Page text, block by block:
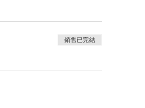
銷售已完結